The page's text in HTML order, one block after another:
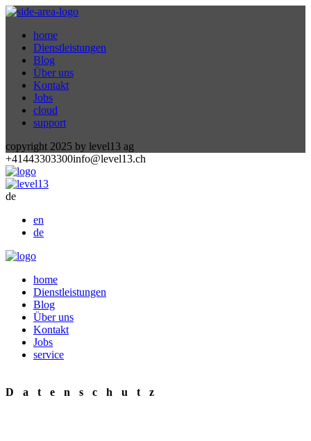
home
Dienstleistungen
Blog
Über uns
Kontakt
Jobs
cloud
support
copyright 2025 by level13 ag
+41443303300info@level13.ch
de
en
de
home
Dienstleistungen
Blog
Über uns
Kontakt
Jobs
service
Datenschutz